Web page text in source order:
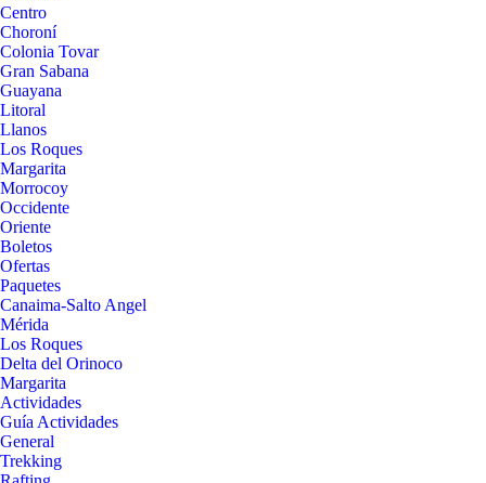
Centro
Choroní
Colonia Tovar
Gran Sabana
Guayana
Litoral
Llanos
Los Roques
Margarita
Morrocoy
Occidente
Oriente
Boletos
Ofertas
Paquetes
Canaima-Salto Angel
Mérida
Los Roques
Delta del Orinoco
Margarita
Actividades
Guía Actividades
General
Trekking